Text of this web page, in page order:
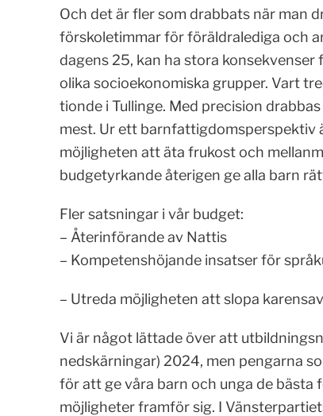
Och det är fler som drabbats när man
förskoletimmar för föräldralediga och
dagens 25, kan ha stora
olika socioekonomiska grupper. Vart
tionde i Tullinge. Med precision
mest. Ur ett barnfattigdomsperspektiv
möjligheten att äta frukost och
budgetyrkande återigen ge alla barn
Fler satsningar i vår budget:
– Återinförande av Nattis
– Kompetenshöjande insatser för
– Utreda möjligheten att slopa
Vi är något lättade över att
nedskärningar) 2024, men pengarna
för att ge våra barn och unga de
möjligheter framför sig. I